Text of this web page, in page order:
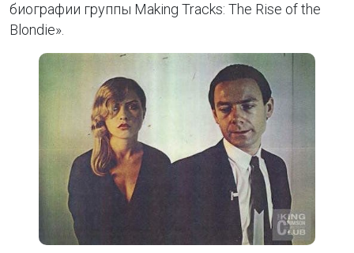
биографии группы Making Tracks: The Rise of the
Blondie».